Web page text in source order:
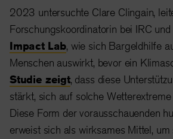
2023 untersuchte Clare Clingain,
Forschungskoordinatorin bei IRC und
Impact Lab, wie sich Bargeldhilfe
Menschen auswirkt, bevor ein
Studie zeigt, dass diese
stärkt, sich auf solche Wetterextreme
Diese Form der vorausschauenden
erweist sich als wirksames Mittel,